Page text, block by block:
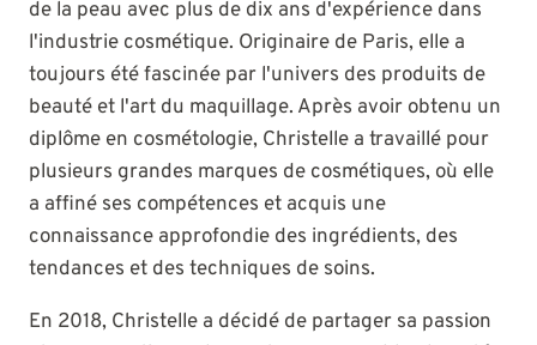
de la peau avec plus de dix ans d'expérience dans
l'industrie cosmétique. Originaire de Paris, elle a
toujours été fascinée par l'univers des produits de
beauté et l'art du maquillage. Après avoir obtenu un
diplôme en cosmétologie, Christelle a travaillé pour
plusieurs grandes marques de cosmétiques, où elle
a affiné ses compétences et acquis une
connaissance approfondie des ingrédients, des
tendances et des techniques de soins.
En 2018, Christelle a décidé de partager sa passion